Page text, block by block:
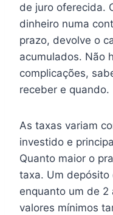
de juro oferecida.
dinheiro numa
prazo, devolve o
acumulados. Não
complicações,
receber e quando.
As taxas variam
investido e
Quanto maior o
taxa. Um
enquanto um de 2
valores mínimos